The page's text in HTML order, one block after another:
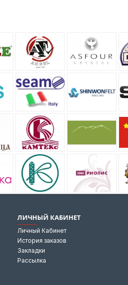
ЛИЧНЫЙ КАБИНЕТ
Личный Кабинет
История заказов
Закладки
Рассылка